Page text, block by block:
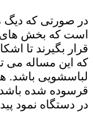
در صورتی که دیگ
است که بخش های
قرار بگیرند تا
که این مساله می
لباسشویی باشد.
قرسوده شده
در دستگاه نمود